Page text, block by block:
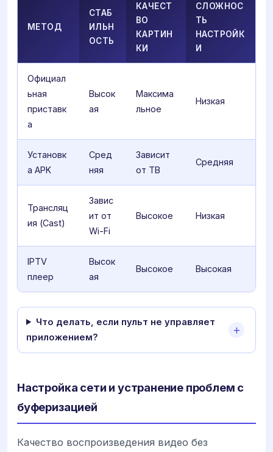
МЕТОД
СТАБ
ИЛЬН
ОСТЬ
КАЧЕСТ
ВО
КАРТИН
КИ
СЛОЖНОС
ТЬ
НАСТРОЙК
И
Официал
ьная
приставк
а
Высок
ая
Максима
льное
Низкая
Установк
а APK
Сред
няя
Зависит
от ТВ
Средняя
Трансляц
ия (Cast)
Завис
ит от
Wi-Fi
Высокое Низкая
IPTV
плеер
Высок
ая
Высокое Высокая
Что делать, если пульт не управляет
приложением?
Настройка сети и устранение проблем с
буферизацией
Качество воспроизведения видео без